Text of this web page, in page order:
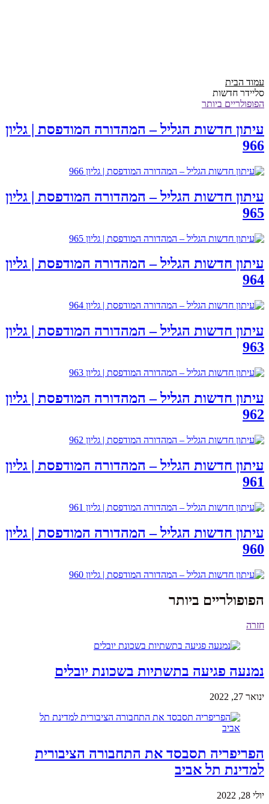
עמוד הבית
סליידר חדשות
הפופולריים ביותר
עיתון חדשות הגליל – המהדורה המודפסת | גליון
966
עיתון חדשות הגליל – המהדורה המודפסת | גליון
965
עיתון חדשות הגליל – המהדורה המודפסת | גליון
964
עיתון חדשות הגליל – המהדורה המודפסת | גליון
963
עיתון חדשות הגליל – המהדורה המודפסת | גליון
962
עיתון חדשות הגליל – המהדורה המודפסת | גליון
961
עיתון חדשות הגליל – המהדורה המודפסת | גליון
960
הפופולריים ביותר
חזרה
נמנעה פגיעה בתשתיות בשכונת יובלים
ינואר 27, 2022
הפריפריה תסבסד את התחבורה הציבורית
למדינת תל אביב
יולי 28, 2022